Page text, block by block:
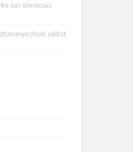
bei Windows
selbst